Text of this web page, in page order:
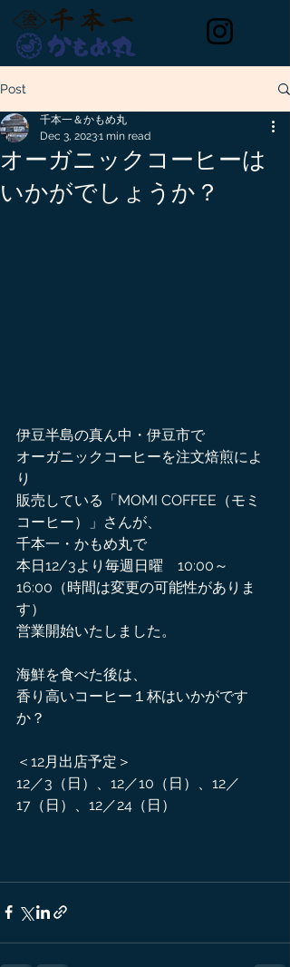
Post
オーガニックコーヒーは
いかがでしょうか？
千本一＆かもめ丸
Dec 3, 20231 min read
伊豆半島の真ん中・伊豆市で
オーガニックコーヒーを注文焙煎によ
り
販売している「MOMI COFFEE（モミ
コーヒー）」さんが、
千本一・かもめ丸で
本日12/3より毎週日曜　10:00～
16:00（時間は変更の可能性がありま
す）
営業開始いたしました。
海鮮を食べた後は、
香り高いコーヒー１杯はいかがです
か？
＜12月出店予定＞
12／3（日）、12／10（日）、12／
17（日）、12／24（日）